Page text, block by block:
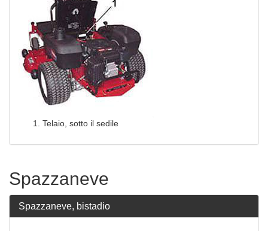
Telaio, sotto il sedile
Spazzaneve
Spazzaneve, bistadio